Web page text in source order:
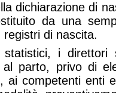
dichiarazione di
da una
registri di nascita.
i direttori
al parto, privo di
ai competenti enti